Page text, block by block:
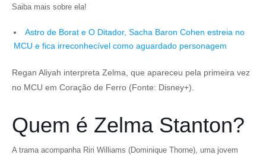
Saiba mais sobre ela!
Astro de Borat e O Ditador, Sacha Baron Cohen estreia no
MCU e fica irreconhecível como aguardado personagem
Regan Aliyah interpreta Zelma, que apareceu pela primeira vez
no MCU em Coração de Ferro (Fonte: Disney+).
Quem é Zelma Stanton?
A trama acompanha Riri Williams (Dominique Thorne), uma jovem